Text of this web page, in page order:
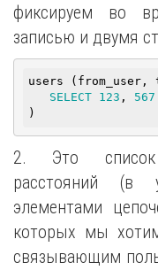
фиксируем во
записью и двумя
users (from_user,
SELECT 123 , 567
)
2. Это список
расстояний (в
элементами
которых мы
связывающим